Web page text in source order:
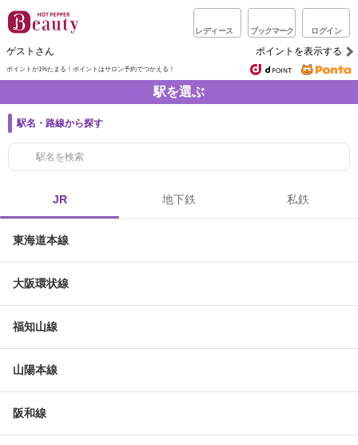
レディース ブックマーク ログイン
ゲストさん ポイントを表示する
ポイントが1%たまる！ ポイントはサロン予約でつかえる！
駅を選ぶ
駅名・路線から探す
JR 地下鉄 私鉄
東海道本線
大阪環状線
福知山線
山陽本線
阪和線